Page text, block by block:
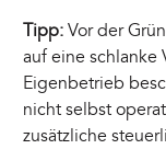
Tipp: Vor der
auf eine schlanke
Eigenbetrieb
nicht selbst
zusätzliche